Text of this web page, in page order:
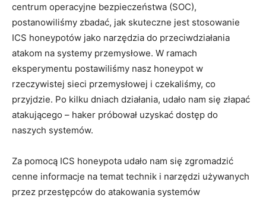
centrum operacyjne bezpieczeństwa (SOC),
postanowiliśmy zbadać, jak skuteczne jest stosowanie
ICS honeypotów jako narzędzia do przeciwdziałania
atakom na systemy ​przemysłowe. W ramach
eksperymentu postawiliśmy nasz honeypot w
rzeczywistej sieci przemysłowej i czekaliśmy, co‌
przyjdzie. Po kilku dniach działania, udało⁣ nam się złapać
‌atakującego – haker​ próbował uzyskać dostęp do
naszych systemów.
Za pomocą ICS honeypota udało nam się zgromadzić
cenne informacje na temat technik i narzędzi używanych
przez przestępców do atakowania systemów